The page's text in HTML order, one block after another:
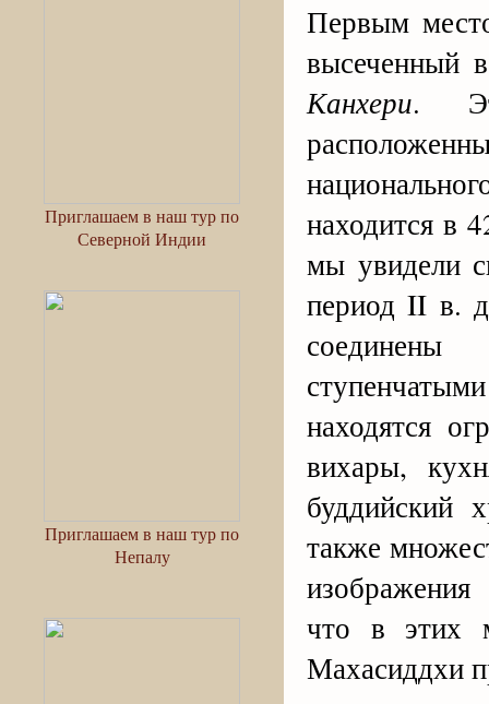
Приглашаем в наш тур по
Северной Индии
Приглашаем в наш тур по
Непалу
Первым
высеченный
Канхери.
находится в
мы увидели
период II в.
находятся
вихары,
буддийский
также
что в этих
Махасиддхи